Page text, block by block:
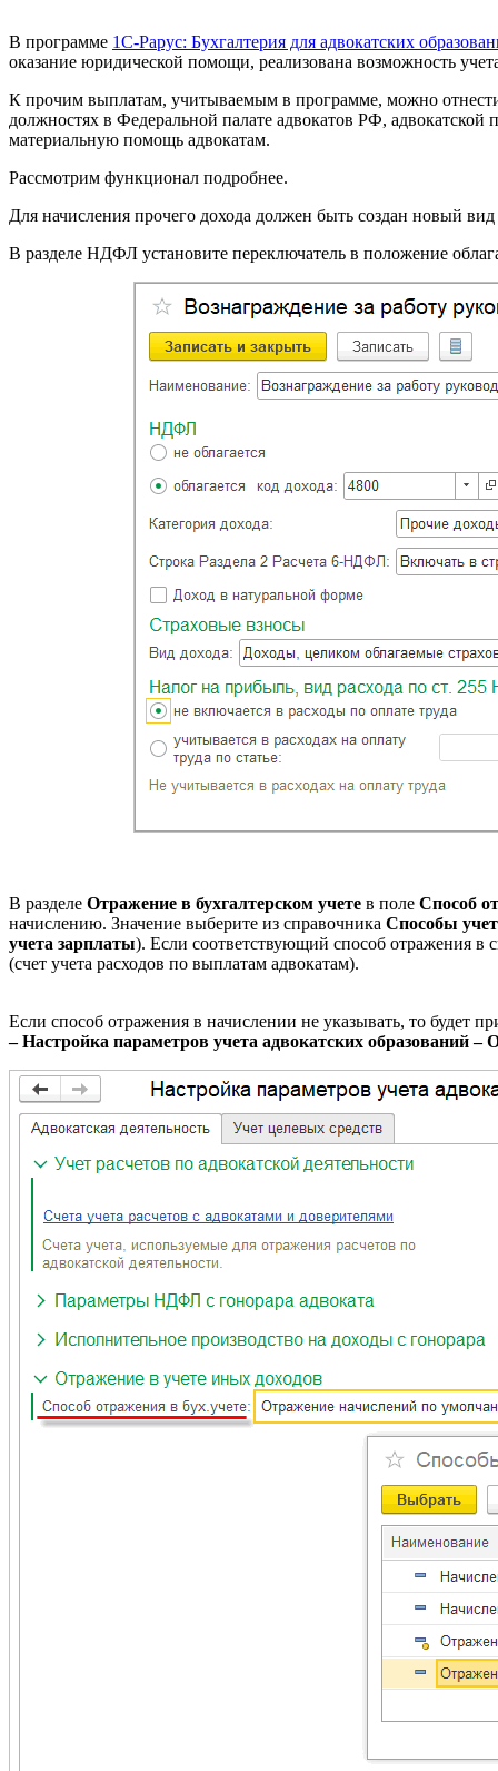
В программе 1С-Рарус: Бухгалтерия для адвокатских
оказание юридической помощи, реализована возможность
К прочим выплатам, учитываемым в программе, можно отнести:
должностях в Федеральной палате адвокатов РФ,
материальную помощь адвокатам.
Рассмотрим функционал подробнее.
Для начисления прочего дохода должен быть создан новый
В разделе НДФЛ установите переключатель в положение
В разделе Отражение в бухгалтерском учете в поле Способ
начислению. Значение выберите из справочника Способы
учета зарплаты). Если соответствующий способ отражения в
(счет учета расходов по выплатам адвокатам).
Если способ отражения в начислении не указывать, то будет
– Настройка параметров учета адвокатских образований –